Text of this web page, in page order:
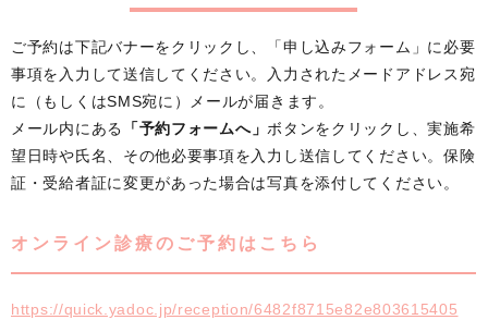
ご予約は下記バナーをクリックし、「申し込みフォーム」に必要
事項を入力して送信してください。入力されたメードアドレス宛
に（もしくはSMS宛に）メールが届きます。
メール内にある
「予約フォームへ」 ボタンをクリックし、実施希
望日時や氏名、その他必要事項を入力し送信してください。保険
証・受給者証に変更があった場合は写真を添付してください。
オンライン診療のご予約はこちら
https://quick.yadoc.jp/reception/6482f8715e82e803615405